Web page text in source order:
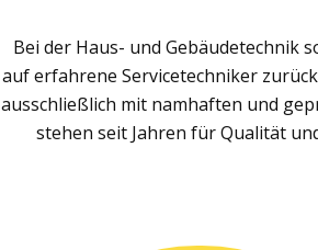
Bei der Haus- und Gebäudetechnik
auf erfahrene Servicetechniker
ausschließlich mit namhaften und
stehen seit Jahren für Qualität